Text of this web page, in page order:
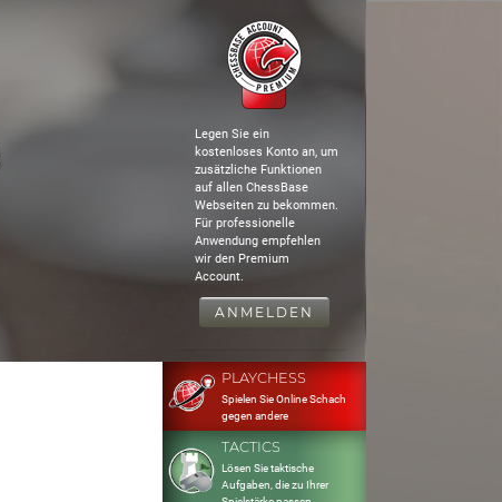
Legen Sie ein
kostenloses Konto an, um
zusätzliche Funktionen
auf allen ChessBase
Webseiten zu bekommen.
Für professionelle
Anwendung empfehlen
wir den Premium
Account.
ANMELDEN
PLAYCHESS
Spielen Sie Online Schach
gegen andere
TACTICS
Lösen Sie taktische
Aufgaben, die zu Ihrer